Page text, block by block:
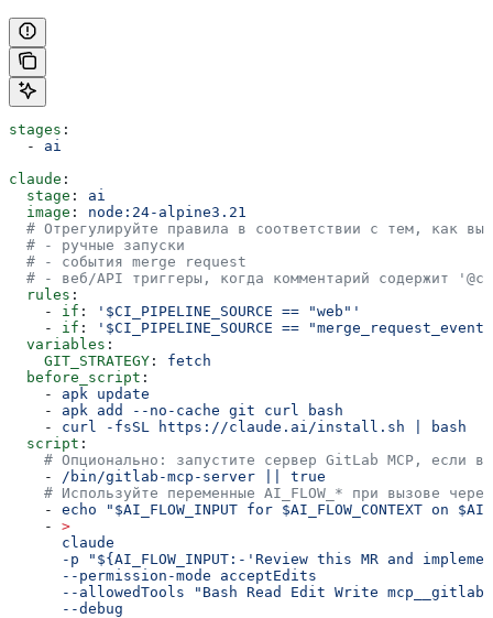
stages :
  -
ai
claude :
  stage
: ai
  image
: node:24-alpine3.21
# Отрегулируйте правила в соответствии с тем, как вы
  # - ручные запуски
  # - события merge request
# - веб/API триггеры, когда комментарий содержит
  rules
:
    -
if :
'$CI_PIPELINE_SOURCE == "web"'
    -
if :
'$CI_PIPELINE_SOURCE ==
  variables
:
    GIT_STRATEGY
: fetch
  before_script
:
    -
apk update
    -
apk add --no-cache git curl bash
    -
curl -fsSL https://claude.ai/install.sh | bash
  script
:
# Опционально: запустите сервер GitLab MCP, если
    -
/bin/gitlab-mcp-server || true
# Используйте переменные AI_FLOW_* при вызове
    -
echo "$AI_FLOW_INPUT for $AI_FLOW_CONTEXT on
    -
>
      claude
-p "${AI_FLOW_INPUT:-'Review this MR and
      --permission-mode acceptEdits
      --allowedTools "Bash Read Edit Write mcp__gitlab"
      --debug